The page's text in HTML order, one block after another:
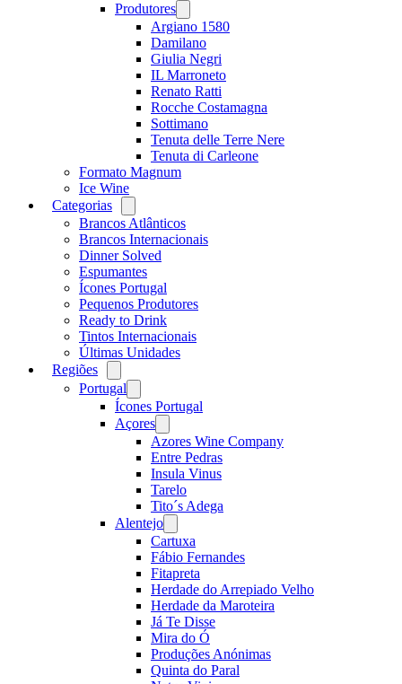
Produtores
menu
Argiano 1580
Damilano
Giulia Negri
IL Marroneto
Renato Ratti
Rocche Costamagna
Sottimano
Tenuta delle Terre Nere
Tenuta di Carleone
Formato Magnum
Ice Wine
Categorias
menu
Brancos Atlânticos
Brancos Internacionais
Dinner Solved
Espumantes
Ícones Portugal
Pequenos Produtores
Ready to Drink
Tintos Internacionais
Últimas Unidades
Regiões
menu
Portugal
menu
Ícones Portugal
Açores
menu
Azores Wine Company
Entre Pedras
Insula Vinus
Tarelo
Tito´s Adega
Alentejo
menu
Cartuxa
Fábio Fernandes
Fitapreta
Herdade do Arrepiado Velho
Herdade da Maroteira
Já Te Disse
Mira do Ó
Produções Anónimas
Quinta do Paral